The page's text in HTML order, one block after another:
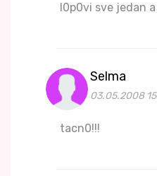
l0p0vi sve jedan
Selma
03.05.2008
tacn0!!!